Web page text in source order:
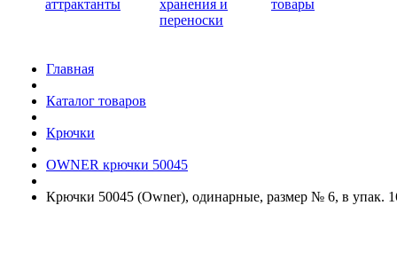
аттрактанты
хранения и
переноски
товары
Главная
Каталог товаров
Крючки
OWNER крючки 50045
Крючки 50045 (Owner), одинарные, размер № 6, в упак.